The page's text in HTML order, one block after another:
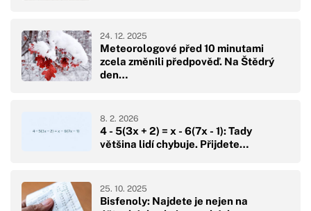
Meteorologové před 10 minutami
zcela změnili předpověď. Na Štědrý
den…
24. 12. 2025
4 - 5(3x + 2) = x - 6(7x - 1): Tady
většina lidí chybuje. Přijdete…
8. 2. 2026
Bisfenoly: Najdete je nejen na
25. 10. 2025